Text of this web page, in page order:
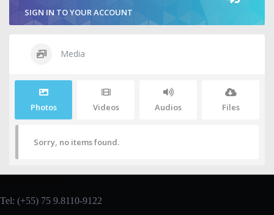
SIGN IN TO YOUR ACCOUNT
Media
Photos Videos Audios Files
Sorry, no items found.
Tel: (+55) 75 9.8110-9122